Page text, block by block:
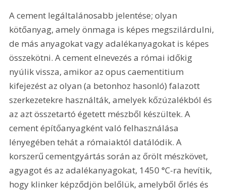
A cement legáltalánosabb jelentése; olyan
kötőanyag, amely önmaga is képes megszilárdulni,
de más anyagokat vagy adalékanyagokat is képes
összekötni. A cement elnevezés a római időkig
nyúlik vissza, amikor az opus caementitium
kifejezést az olyan (a betonhoz hasonló) falazott
szerkezetekre használták, amelyek kőzúzalékból és
az azt összetartó égetett mészből készültek. A
cement építőanyagként való felhasználása
lényegében tehát a rómaiaktól datálódik. A
korszerű cementgyártás során az őrölt mészkövet,
agyagot és az adalékanyagokat, 1450 °C-ra hevítik,
hogy klinker képződjön belőlük, amelyből őrlés és